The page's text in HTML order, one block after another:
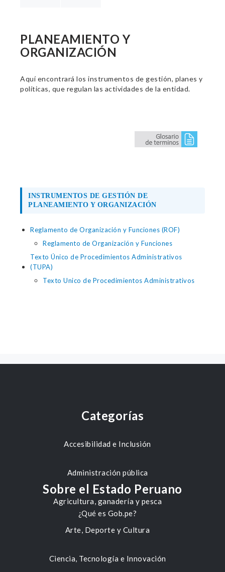
PLANEAMIENTO Y
ORGANIZACIÓN
Aquí encontrará los instrumentos de gestión, planes y
políticas, que regulan las actividades de la entidad.
INSTRUMENTOS DE GESTIÓN DE
PLANEAMIENTO Y ORGANIZACIÓN
Reglamento de Organización y Funciones (ROF)
Reglamento de Organización y Funciones
Texto Único de Procedimientos Administrativos
(TUPA)
Texto Unico de Procedimientos Administrativos
Categorías
Accesibilidad e Inclusión
Administración pública
Agricultura, ganadería y pesca
Arte, Deporte y Cultura
Ciencia, Tecnología e Innovación
Sobre el Estado Peruano
¿Qué es Gob.pe?